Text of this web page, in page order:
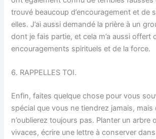
trouvé beaucoup d’encouragement et de
elles. J’ai aussi demandé la prière à un
dont je fais partie, et cela m’a aussi offert
encouragements spirituels et de la force.
6. RAPPELLES TOI.
Enfin, faites quelque chose pour vous
spécial que vous ne tiendrez jamais, mais
n’oublierez toujours pas. Planter un arbre
vivaces, écrire une lettre à conserver